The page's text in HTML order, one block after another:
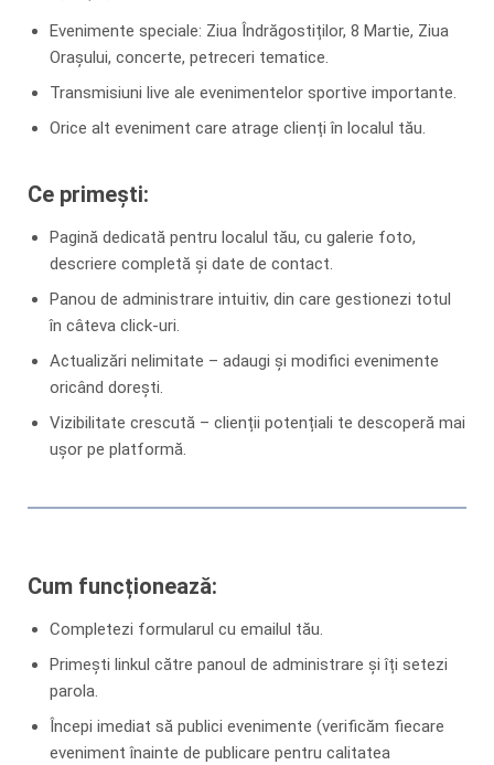
Evenimente speciale: Ziua Îndrăgostiților, 8 Martie, Ziua
Orașului, concerte, petreceri tematice.
Transmisiuni live ale evenimentelor sportive importante.
Orice alt eveniment care atrage clienți în localul tău.
Ce primești:
Pagină dedicată pentru localul tău, cu galerie foto,
descriere completă și date de contact.
Panou de administrare intuitiv, din care gestionezi totul
în câteva click-uri.
Actualizări nelimitate – adaugi și modifici evenimente
oricând dorești.
Vizibilitate crescută – clienții potențiali te descoperă mai
ușor pe platformă.
Cum funcționează:
Completezi formularul cu emailul tău.
Primești linkul către panoul de administrare și îți setezi
parola.
Începi imediat să publici evenimente (verificăm fiecare
eveniment înainte de publicare pentru calitatea